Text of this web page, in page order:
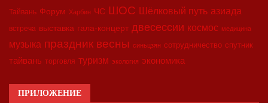
Тайвань Форум Харбин ЧС ШОС Шёлковый путь азиада
встреча выставка гала-концерт двесессии космос медицина
музыка праздник весны синьцзян сотрудничество спутник
тайвань торговля туризм экология экономика
ПРИЛОЖЕНИЕ